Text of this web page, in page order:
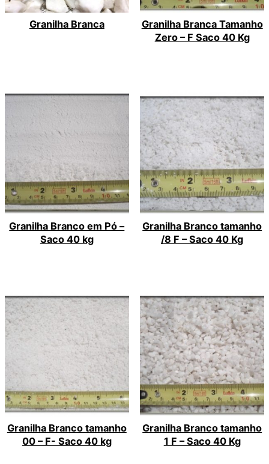
Granilha Branca
Granilha Branca Tamanho
Zero – F Saco 40 Kg
Granilha Branco em Pó –
Saco 40 kg
Granilha Branco tamanho
/8 F – Saco 40 Kg
Granilha Branco tamanho
00 – F- Saco 40 kg
Granilha Branco tamanho
1 F – Saco 40 Kg